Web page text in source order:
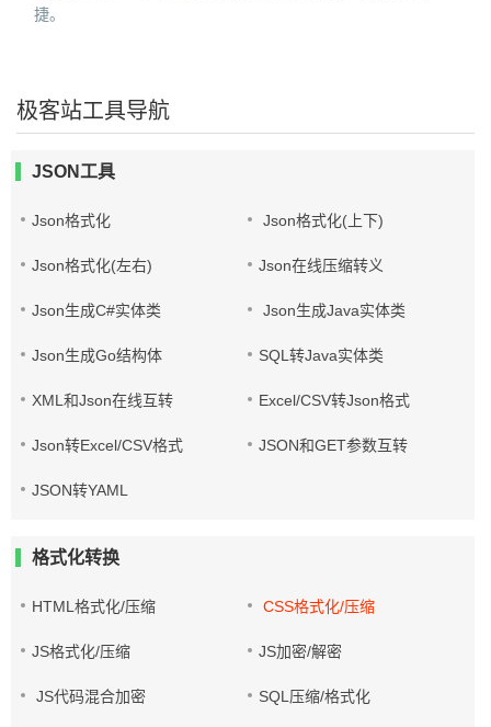
捷。
极客站工具导航
JSON工具
Json格式化 Json格式化(上下)
Json格式化(左右) Json在线压缩转义
Json生成C#实体类 Json生成Java实体类
Json生成Go结构体 SQL转Java实体类
XML和Json在线互转 Excel/CSV转Json格式
Json转Excel/CSV格式 JSON和GET参数互转
JSON转YAML
格式化转换
HTML格式化/压缩 CSS格式化/压缩
JS格式化/压缩 JS加密/解密
JS代码混合加密 SQL压缩/格式化